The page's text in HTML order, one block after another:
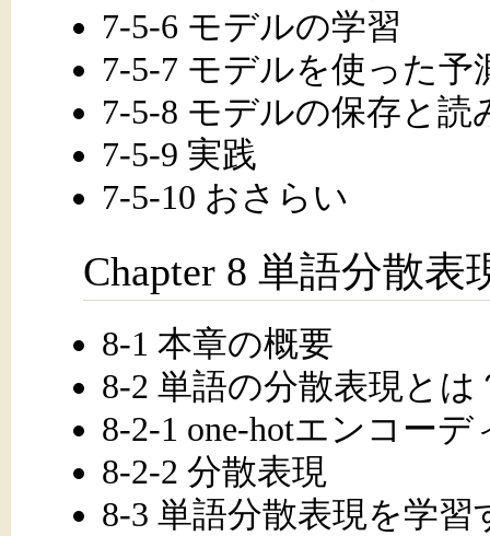
7-5-6 モデルの学習
7-5-7 モデルを使った予
7-5-8 モデルの保存と読
7-5-9 実践
7-5-10 おさらい
Chapter 8 単語分散表
8-1 本章の概要
8-2 単語の分散表現とは
8-2-1 one-hotエンコーデ
8-2-2 分散表現
8-3 単語分散表現を学